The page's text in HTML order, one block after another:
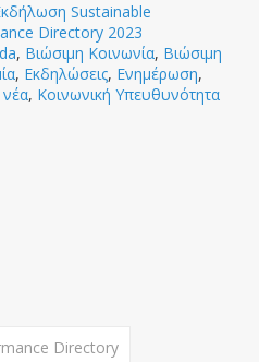
Sustainable
Directory 2023
, Βιώσιμη Κοινωνία, Βιώσιμη
, Εκδηλώσεις, Ενημέρωση,
νέα, Κοινωνική Υπευθυνότητα
Directory